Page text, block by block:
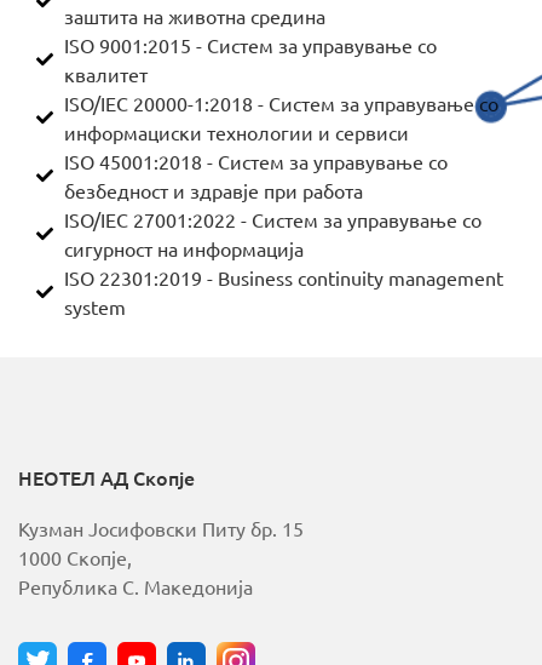
заштита на животна средина
ISO 9001:2015 - Систем за управување со
квалитет
ISO/IEC 20000-1:2018 - Систем за управување со
информациски технологии и сервиси
ISO 45001:2018 - Систем за управување со
безбедност и здравје при работа
ISO/IEC 27001:2022 - Систем за управување со
сигурност на информација
ISO 22301:2019 - Business continuity management
system
НЕОТЕЛ АД Скопје
Кузман Јосифовски Питу бр. 15
1000 Скопје,
Република С. Македонија